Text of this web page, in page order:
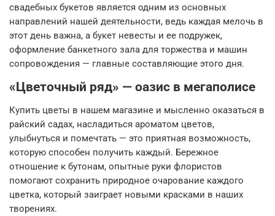
свадебных букетов является одним из основных
направлений нашей деятельности, ведь каждая мелочь в
этот день важна, а букет невесты и ее подружек,
оформление банкетного зала для торжества и машин
сопровождения — главные составляющие этого дня.
«Цветочный ряд» — оазис в мегаполисе
Купить цветы в нашем магазине и мысленно оказаться в
райский садах, насладиться ароматом цветов,
улыбнуться и помечтать — это приятная возможность,
которую способен получить каждый. Бережное
отношение к бутонам, опытные руки флористов
помогают сохранить природное очарование каждого
цветка, который заиграет новыми красками в наших
творениях.